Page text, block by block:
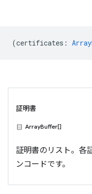
(certificates :
証明書
ArrayBuffer[]
証明書のリスト。各
ンコードです。